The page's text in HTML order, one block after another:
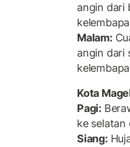
angin dari
Malam:
angin dari
Kota
Pagi:
ke selatan
Siang: